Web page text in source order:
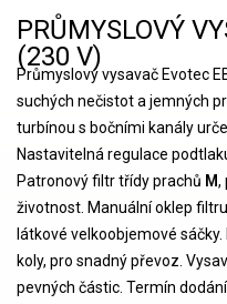
PRŮMYSLOVÝ
(230 V)
Průmyslový vysavač Evotec
suchých nečistot a jemných
turbínou s bočními kanály
Nastavitelná regulace
Patronový filtr třídy prachů M,
životnost. Manuální oklep
látkové velkoobjemové
koly, pro snadný převoz.
pevných částic. Termín